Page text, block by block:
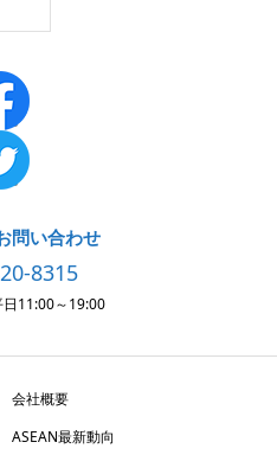
問い合わせ
8315
11:00～19:00
会社概要
ASEAN最新動向